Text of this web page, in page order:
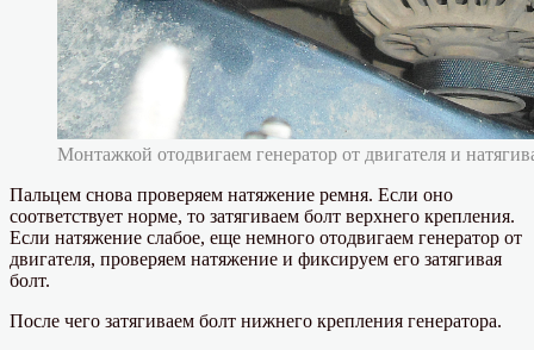
Монтажкой отодвигаем генератор от двигателя и
Пальцем снова проверяем натяжение ремня. Если оно
соответствует норме, то затягиваем болт верхнего крепления.
Если натяжение слабое, еще немного отодвигаем генератор от
двигателя, проверяем натяжение и фиксируем его затягивая
болт.
После чего затягиваем болт нижнего крепления генератора.